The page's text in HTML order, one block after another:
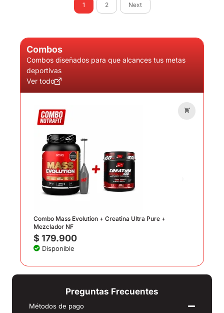
1 2 Next
Combos
Combos diseñados para que alcances tus metas
deportivas
Ver todo
Combo Mass Evolution + Creatina Ultra Pure +
Mezclador NF
$ 179.900
Disponible
Preguntas Frecuentes
Métodos de pago